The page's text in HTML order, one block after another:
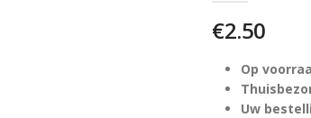
€2.50
Op
Uw